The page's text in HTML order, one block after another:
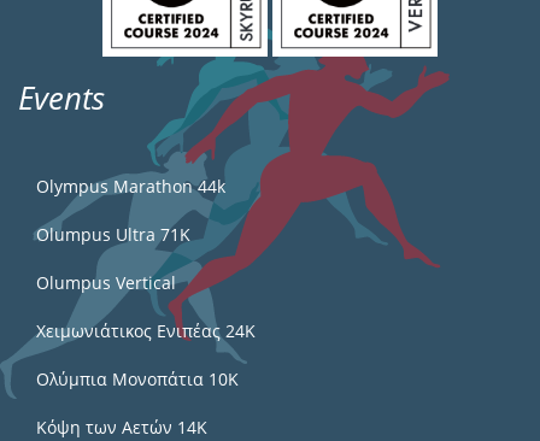
Events
Olympus Marathon 44k
Olumpus Ultra 71K
Olumpus Vertical
Χειμωνιάτικος Ενιπέας 24Κ
Ολύμπια Μονοπάτια 10Κ
Κόψη των Αετών 14Κ